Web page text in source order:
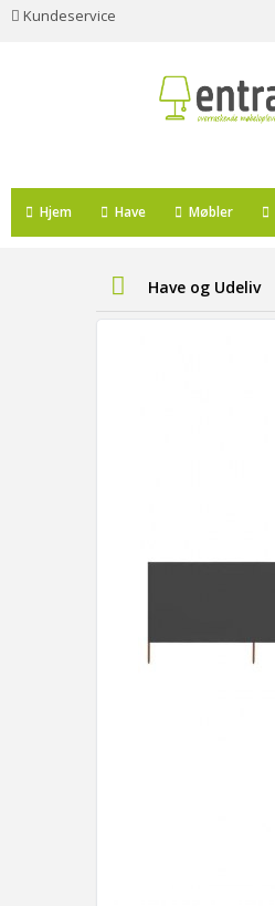
Kundeservice
Hjem Have Møbler
Have og Udeliv